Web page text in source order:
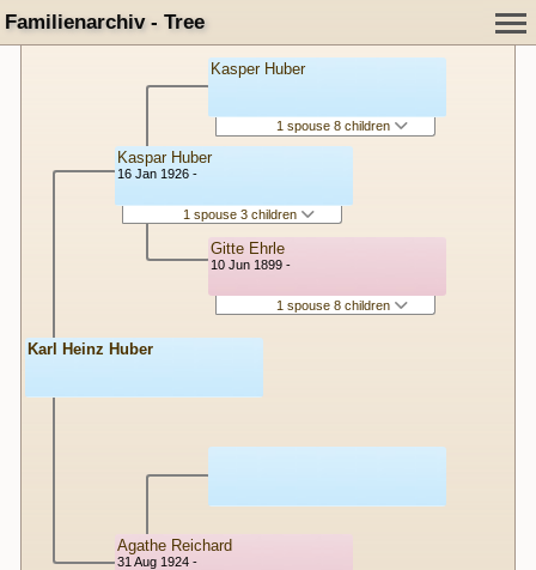
Familienarchiv - Tree
Karl Heinz Huber
Kaspar Huber
16 Jan 1926 -
1 spouse 3 children
Agathe Reichard
31 Aug 1924 -
Kasper Huber
1 spouse 8 children
Gitte Ehrle
10 Jun 1899 -
1 spouse 8 children